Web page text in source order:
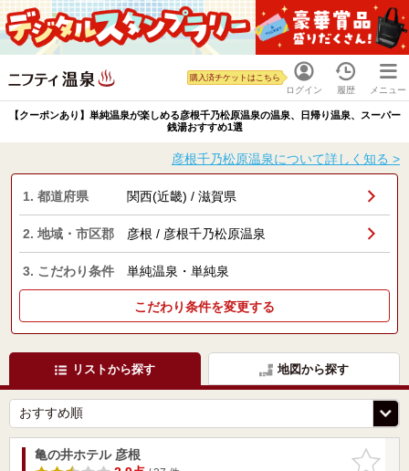
ログイン
購入済チケットはこちら
履歴 メニュー
【クーポンあり】単純温泉が楽しめる彦根千乃松原温泉の温泉、日帰り温泉、スーパー
銭湯おすすめ1選
彦根千乃松原温泉について詳しく知る >
1. 都道府県 関西(近畿) / 滋賀県
2. 地域・市区郡 彦根 / 彦根千乃松原温泉
3. こだわり条件 単純温泉・単純泉
こだわり条件を変更する
リストから探す 地図から探す
お気に入
亀の井ホテル 彦根